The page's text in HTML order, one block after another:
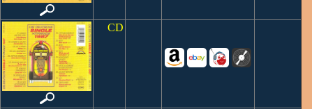
CD